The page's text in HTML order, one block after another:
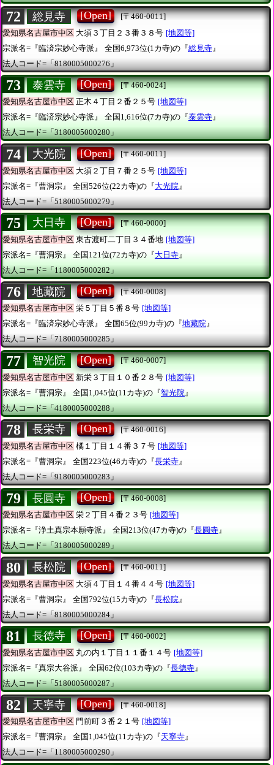
72 総見寺 [Open]
[〒460-0011]
愛知県名古屋市中区 大須３丁目２３番３８号 [地図等]
宗派名=『臨済宗妙心寺派』
全国6,973位(1カ寺)の『総見寺』
法人コード=「8180005000276」
73 泰雲寺 [Open]
[〒460-0024]
愛知県名古屋市中区 正木４丁目２番２５号 [地図等]
宗派名=『臨済宗妙心寺派』
全国1,616位(7カ寺)の『泰雲寺』
法人コード=「3180005000280」
74 大光院 [Open]
[〒460-0011]
愛知県名古屋市中区 大須２丁目７番２５号 [地図等]
宗派名=『曹洞宗』
全国526位(22カ寺)の『大光院 』
法人コード=「5180005000279」
75 大日寺 [Open]
[〒460-0000]
愛知県名古屋市中区 東古渡町二丁目３４番地 [地図等]
宗派名=『曹洞宗』
全国121位(72カ寺)の『大日寺 』
法人コード=「1180005000282」
76 地藏院 [Open]
[〒460-0008]
愛知県名古屋市中区 栄５丁目５番８号 [地図等]
宗派名=『臨済宗妙心寺派』
全国65位(99カ寺)の『地藏院』
法人コード=「7180005000285」
77 智光院 [Open]
[〒460-0007]
愛知県名古屋市中区 新栄３丁目１０番２８号 [地図等]
宗派名=『曹洞宗』
全国1,045位(11カ寺)の『智光院 』
法人コード=「4180005000288」
78 長栄寺 [Open]
[〒460-0016]
愛知県名古屋市中区 橘１丁目１４番３７号 [地図等]
宗派名=『曹洞宗』
全国223位(46カ寺)の『長栄寺 』
法人コード=「9180005000283」
79 長圓寺 [Open]
[〒460-0008]
愛知県名古屋市中区 栄２丁目４番２３号 [地図等]
宗派名=『浄土真宗本願寺派』
全国213位(47カ寺)の『長圓寺』
法人コード=「3180005000289」
80 長松院 [Open]
[〒460-0011]
愛知県名古屋市中区 大須４丁目１４番４４号 [地図等]
宗派名=『曹洞宗』
全国792位(15カ寺)の『長松院 』
法人コード=「8180005000284」
81 長徳寺 [Open]
[〒460-0002]
愛知県名古屋市中区 丸の内１丁目１１番１４号 [地図等]
宗派名=『真宗大谷派』
全国62位(103カ寺)の『長徳寺 』
法人コード=「5180005000287」
82 天寧寺 [Open]
[〒460-0018]
愛知県名古屋市中区 門前町３番２１号 [地図等]
宗派名=『曹洞宗』
全国1,045位(11カ寺)の『天寧寺』
法人コード=「1180005000290」